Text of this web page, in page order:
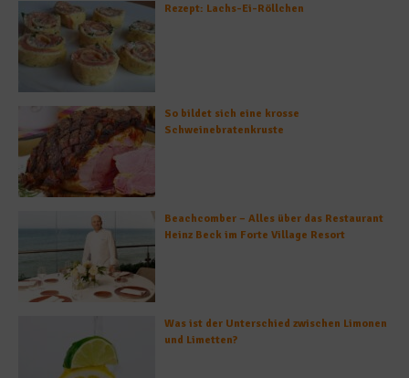
Rezept: Lachs-Ei-Röllchen
So bildet sich eine krosse
Schweinebratenkruste
Beachcomber – Alles über das Restaurant
Heinz Beck im Forte Village Resort
Was ist der Unterschied zwischen Limonen
und Limetten?